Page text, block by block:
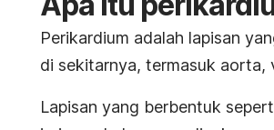
Perikardium adalah lapisan
di sekitarnya, termasuk aorta,
Lapisan yang berbentuk